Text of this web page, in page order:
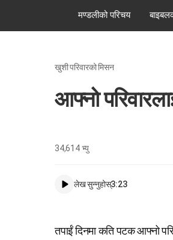
मण्डलीको परिचय
खुशी परिवारको मिसन
आफ्नो
34,614भ्यु
लेख सुन्नुहोस्3:23
तपाईं दिनमा कति पटक आफ्नो